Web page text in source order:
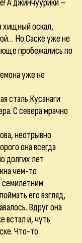
А джинчуурики –
хищный оскал,
Но Саске уже не
пробежались по
уже не
сталь Кусанаги
С севера мрачно
неотрывно
она всегда
долгих лет
чем-то
семилетним
его взгляд,
Вдруг она
встал и, чуть
Что-то